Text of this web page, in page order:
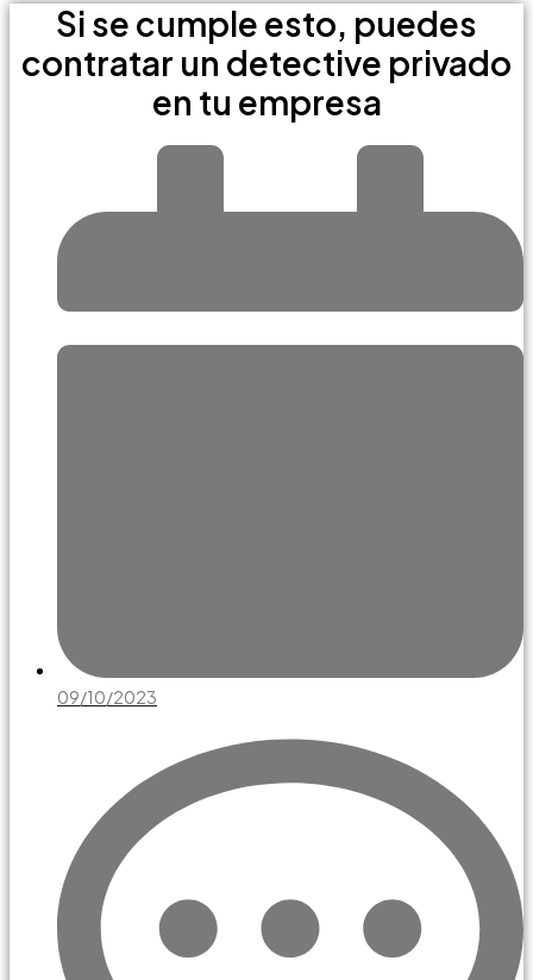
Si se cumple esto, puedes
contratar un detective privado
en tu empresa
09/10/2023